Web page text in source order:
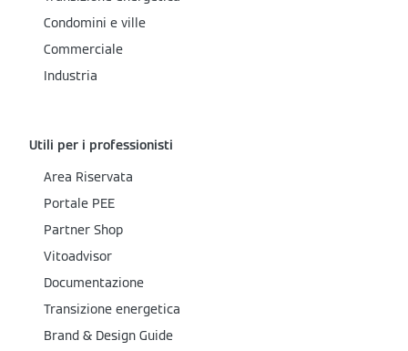
Condomini e ville
Commerciale
Industria
Utili per i professionisti
Area Riservata
Portale PEE
Partner Shop
Vitoadvisor
Documentazione
Transizione energetica
Brand & Design Guide